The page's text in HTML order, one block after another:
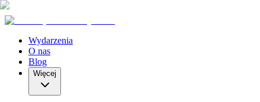
Wydarzenia
O nas
Blog
Więcej